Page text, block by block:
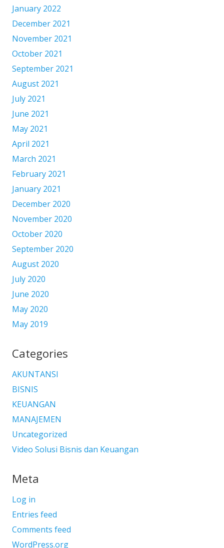
January 2022
December 2021
November 2021
October 2021
September 2021
August 2021
July 2021
June 2021
May 2021
April 2021
March 2021
February 2021
January 2021
December 2020
November 2020
October 2020
September 2020
August 2020
July 2020
June 2020
May 2020
May 2019
Categories
AKUNTANSI
BISNIS
KEUANGAN
MANAJEMEN
Uncategorized
Video Solusi Bisnis dan Keuangan
Meta
Log in
Entries feed
Comments feed
WordPress.org